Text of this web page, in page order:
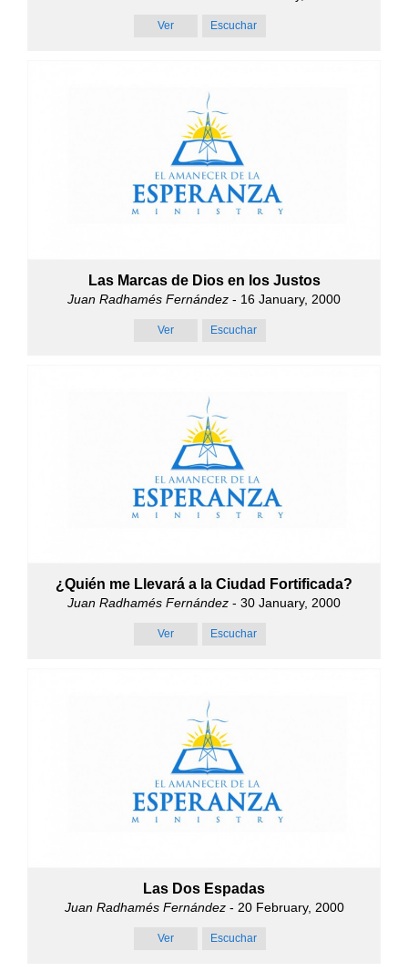
Ver Escuchar
Las Marcas de Dios en los Justos
Juan Radhamés Fernández - 16 January, 2000
Ver Escuchar
¿Quién me Llevará a la Ciudad Fortificada?
Juan Radhamés Fernández - 30 January, 2000
Ver Escuchar
Las Dos Espadas
Juan Radhamés Fernández- 20 February, 2000
Ver Escuchar